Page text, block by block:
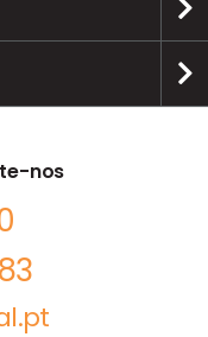
nos